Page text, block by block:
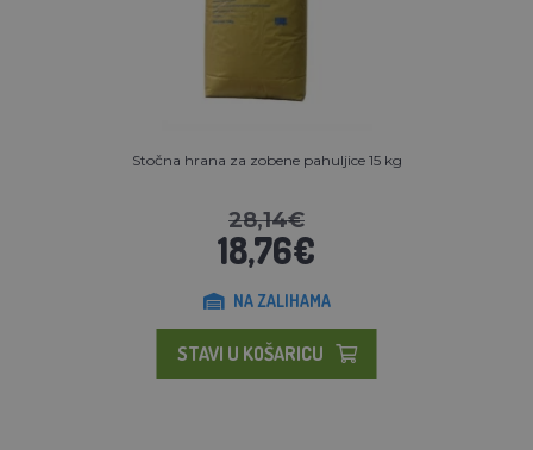
Stočna hrana za zobene pahuljice 15 kg
28,14€
18,76€
NA ZALIHAMA
STAVI U KOŠARICU